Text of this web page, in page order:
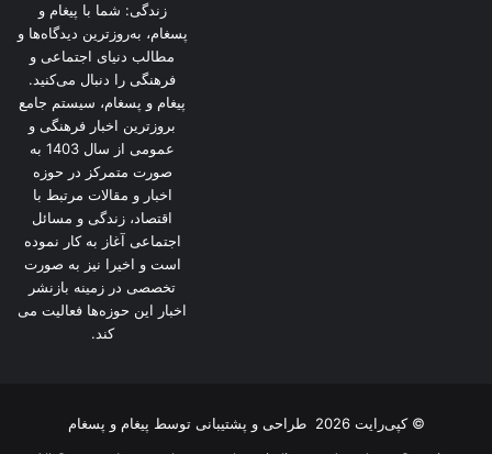
زندگی: شما با پیغام و
پسغام، به‌روزترین دیدگاه‌ها و
مطالب دنیای اجتماعی و
فرهنگی را دنبال می‌کنید.
پیغام و پسغام، سیستم جامع
بروزترین اخبار فرهنگی و
عمومی از سال 1403 به
صورت متمرکز در حوزه
اخبار و مقالات مرتبط با
اقتصاد، زندگی و مسائل
اجتماعی آغاز به کار نموده
است و اخیرا نیز به صورت
تخصصی در زمینه بازنشر
اخبار این حوزه‌ها فعالیت می
کند.
© کپی‌رایت 2026 طراحی و پشتیبانی توسط پیغام و پسغام